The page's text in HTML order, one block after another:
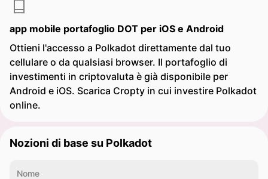
app mobile portafoglio DOT per iOS e Android
Ottieni l'accesso a Polkadot direttamente dal tuo
cellulare o da qualsiasi browser. Il portafoglio di
investimenti in criptovaluta è già disponibile per
Android e iOS. Scarica Cropty in cui investire Polkadot
online.
Nozioni di base su Polkadot
Nome